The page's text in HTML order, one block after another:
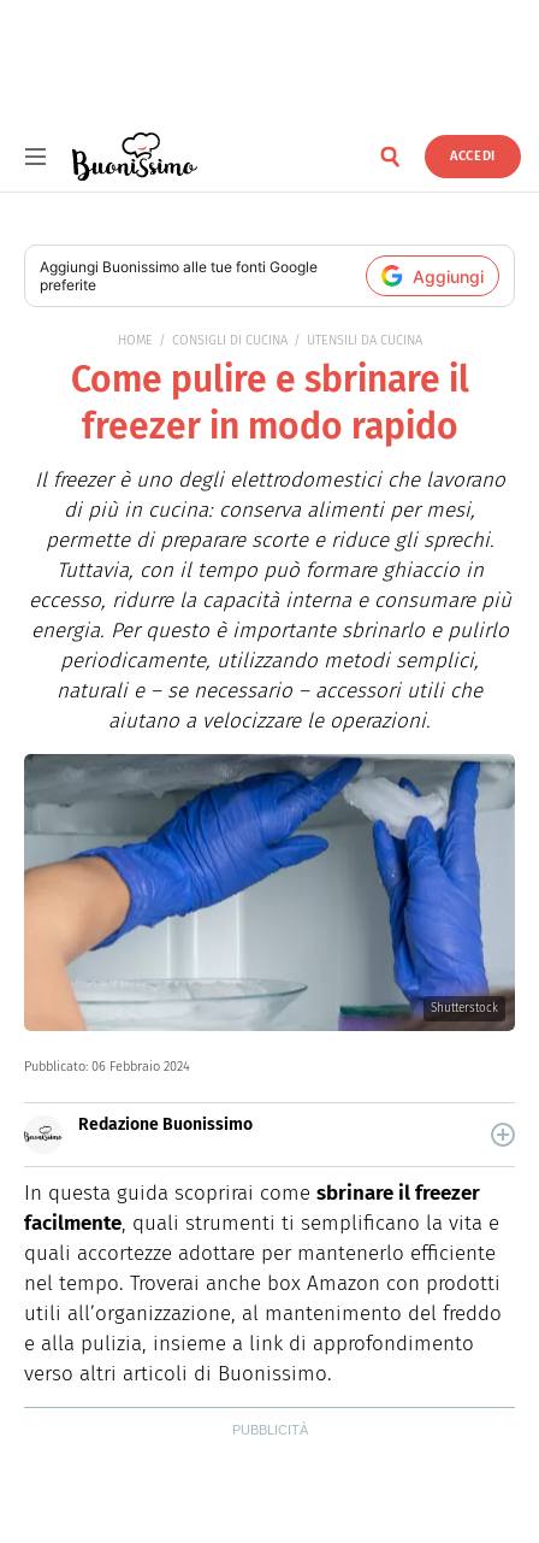
ACCEDI
Aggiungi Buonissimo alle tue fonti Google
preferite
Aggiungi
HOME CONSIGLI DI CUCINA UTENSILI DA CUCINA
Come pulire e sbrinare il
freezer in modo rapido
Il freezer è uno degli elettrodomestici che lavorano
di più in cucina: conserva alimenti per mesi,
permette di preparare scorte e riduce gli sprechi.
Tuttavia, con il tempo può formare ghiaccio in
eccesso, ridurre la capacità interna e consumare più
energia. Per questo è importante sbrinarlo e pulirlo
periodicamente, utilizzando metodi semplici,
naturali e – se necessario – accessori utili che
aiutano a velocizzare le operazioni.
Shutterstock
Pubblicato: 06 Febbraio 2024
Redazione Buonissimo
quale trovi idee veloci, facili e spiegate passo passo.
In questa guida scoprirai come sbrinare il freezer
facilmente, quali strumenti ti semplificano la vita e
quali accortezze adottare per mantenerlo efficiente
nel tempo. Troverai anche box Amazon con prodotti
utili all’organizzazione, al mantenimento del freddo
e alla pulizia, insieme a link di approfondimento
verso altri articoli di Buonissimo.